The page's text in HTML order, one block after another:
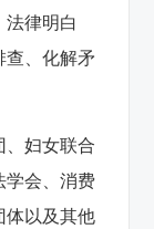
法律明白
查、化解矛
、妇女联合
学会、消费
体以及其他